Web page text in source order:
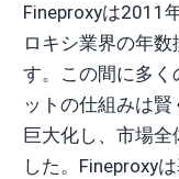
Fineproxyは2011
ロキシ業界の年
す。この間に多
ットの仕組みは
巨大化し、市場全
した。Fineproxy